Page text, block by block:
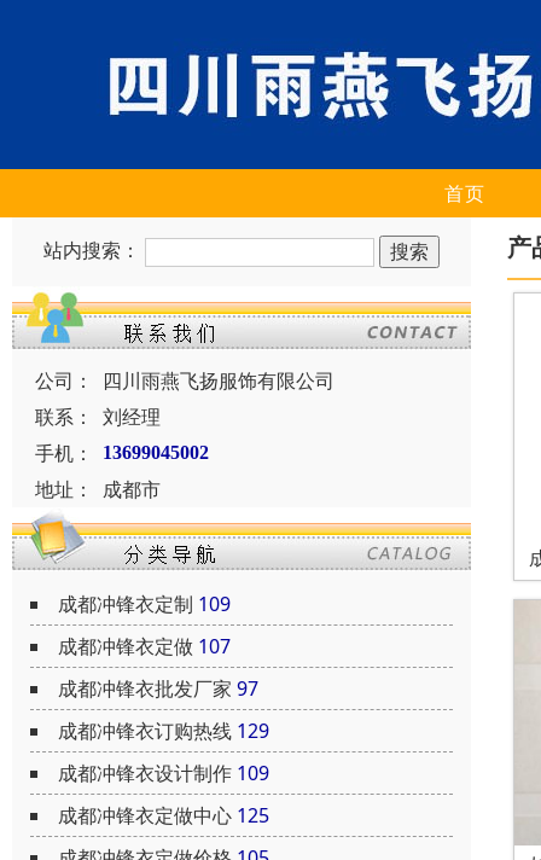
首页
站内搜索：
公司：
四川雨燕飞扬服饰有限公司
联系：
刘经理
手机：
13699045002
地址： 成都市
成都冲锋衣定制 109
成都冲锋衣定做 107
成都冲锋衣批发厂家 97
成都冲锋衣订购热线 129
成都冲锋衣设计制作 109
成都冲锋衣定做中心 125
产